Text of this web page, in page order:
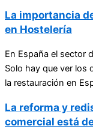
La importancia
en Hostelería
En España el sector
Solo hay que ver los
la restauración en
La reforma y
comercial está